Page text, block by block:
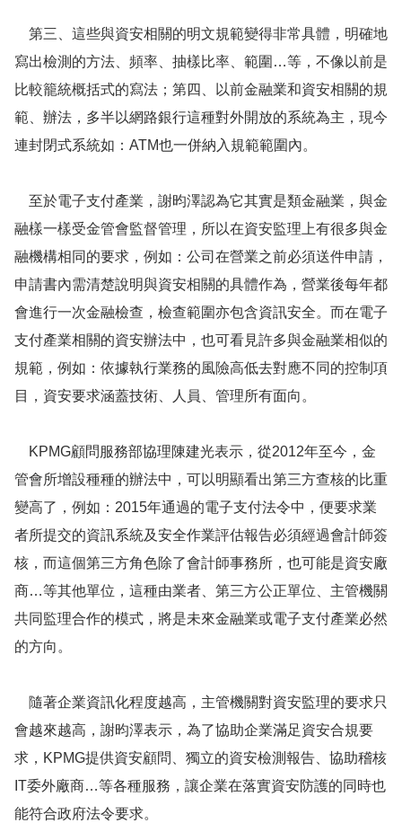
第三、這些與資安相關的明文規範變得非常具體，明確地
寫出檢測的方法、頻率、抽樣比率、範圍…等，不像以前是
比較籠統概括式的寫法；第四、以前金融業和資安相關的規
範、辦法，多半以網路銀行這種對外開放的系統為主，現今
連封閉式系統如：ATM也一併納入規範範圍內。
至於電子支付產業，謝昀澤認為它其實是類金融業，與金
融樣一樣受金管會監督管理，所以在資安監理上有很多與金
融機構相同的要求，例如：公司在營業之前必須送件申請，
申請書內需清楚說明與資安相關的具體作為，營業後每年都
會進行一次金融檢查，檢查範圍亦包含資訊安全。而在電子
支付產業相關的資安辦法中，也可看見許多與金融業相似的
規範，例如：依據執行業務的風險高低去對應不同的控制項
目，資安要求涵蓋技術、人員、管理所有面向。
KPMG顧問服務部協理陳建光表示，從2012年至今，金
管會所增設種種的辦法中，可以明顯看出第三方查核的比重
變高了，例如：2015年通過的電子支付法令中，便要求業
者所提交的資訊系統及安全作業評估報告必須經過會計師簽
核，而這個第三方角色除了會計師事務所，也可能是資安廠
商…等其他單位，這種由業者、第三方公正單位、主管機關
共同監理合作的模式，將是未來金融業或電子支付產業必然
的方向。
隨著企業資訊化程度越高，主管機關對資安監理的要求只
會越來越高，謝昀澤表示，為了協助企業滿足資安合規要
求，KPMG提供資安顧問、獨立的資安檢測報告、協助稽核
IT委外廠商…等各種服務，讓企業在落實資安防護的同時也
能符合政府法令要求。